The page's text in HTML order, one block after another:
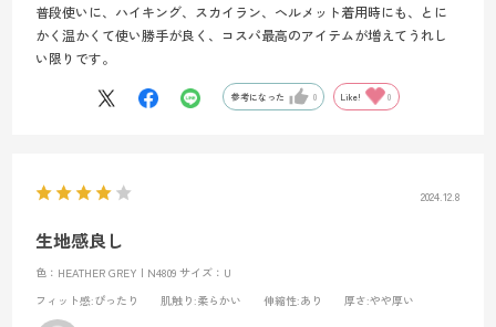
普段使いに、ハイキング、スカイラン、ヘルメット着用時にも、とに
かく温かくて使い勝手が良く、コスパ最高のアイテムが増えてうれし
い限りです。
参考になった 0 Like! 0
2024.12.8
生地感良し
色：HEATHER GREY | N4809 サイズ：U
フィット感:ぴったり 肌触り :柔らかい 伸縮性:あり 厚さ:やや厚い